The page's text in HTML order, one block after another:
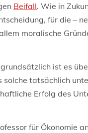
Beifall. Wie in
für die –
moralische
ist es
solche tatsächlich
Erfolg des
für Ökonomie